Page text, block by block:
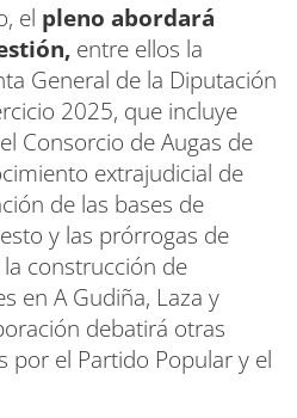
el pleno abordará
entre ellos la
General de la Diputación
2025, que incluye
Consorcio de Augas de
extrajudicial de
de las bases de
y las prórrogas de
construcción de
en A Gudiña, Laza y
debatirá otras
por el Partido Popular y el